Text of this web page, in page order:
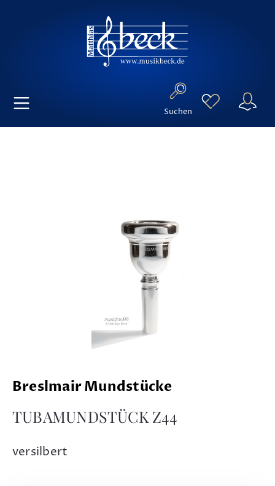
Suchen
Breslmair Mundstücke
TUBAMUNDSTÜCK Z44
versilbert